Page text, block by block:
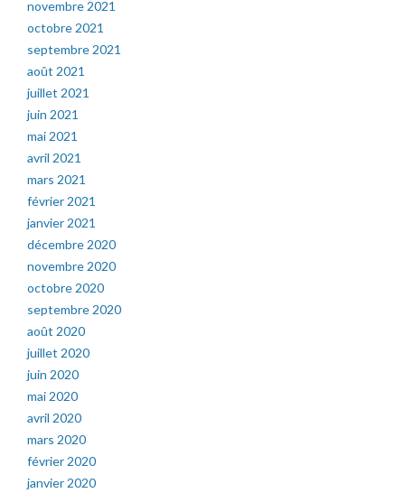
novembre 2021
octobre 2021
septembre 2021
août 2021
juillet 2021
juin 2021
mai 2021
avril 2021
mars 2021
février 2021
janvier 2021
décembre 2020
novembre 2020
octobre 2020
septembre 2020
août 2020
juillet 2020
juin 2020
mai 2020
avril 2020
mars 2020
février 2020
janvier 2020